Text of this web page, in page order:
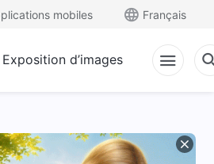
mobiles Français
Exposition d’images